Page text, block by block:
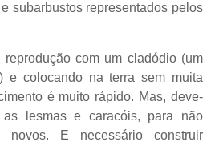
subarbustos representados pelos
com um cladódio (um
e colocando na terra sem muita
é muito rápido. Mas, deve-
lesmas e caracóis, para não
novos. E necessário construir